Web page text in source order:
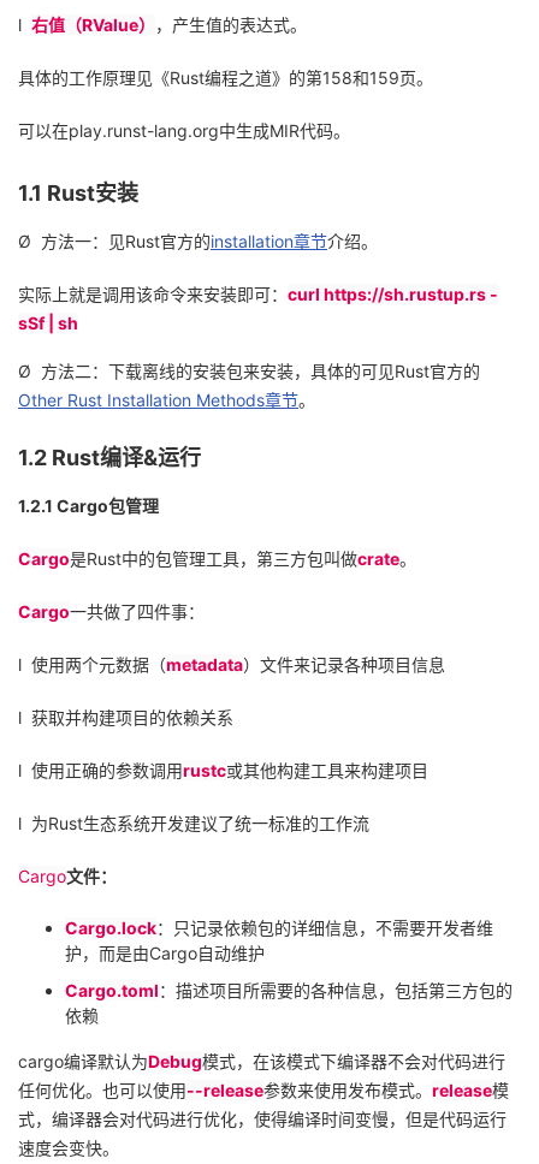
l 右值（RValue） ，产生值的表达式。
具体的工作原理见《Rust编程之道》的第158和159页。
可以在play.runst-lang.org中生成MIR代码。
1.1 Rust安装
Ø 方法一：见Rust官方的installation章节介绍。
实际上就是调用该命令来安装即可： curl https://sh.rustup.rs -
sSf | sh
Ø 方法二：下载离线的安装包来安装，具体的可见Rust官方的
Other Rust Installation Methods章节。
1.2 Rust编译&运行
1.2.1 Cargo包管理
Cargo是Rust中的包管理工具，第三方包叫做crate。
Cargo一共做了四件事：
l 使用两个元数据（metadata）文件来记录各种项目信息
l 获取并构建项目的依赖关系
l 使用正确的参数调用rustc或其他构建工具来构建项目
l 为Rust生态系统开发建议了统一标准的工作流
Cargo文件：
Cargo.lock：只记录依赖包的详细信息，不需要开发者维
护，而是由Cargo自动维护
Cargo.toml：描述项目所需要的各种信息，包括第三方包的
依赖
cargo编译默认为Debug模式，在该模式下编译器不会对代码进行
任何优化。也可以使用--release参数来使用发布模式。 release模
式，编译器会对代码进行优化，使得编译时间变慢，但是代码运行
速度会变快。